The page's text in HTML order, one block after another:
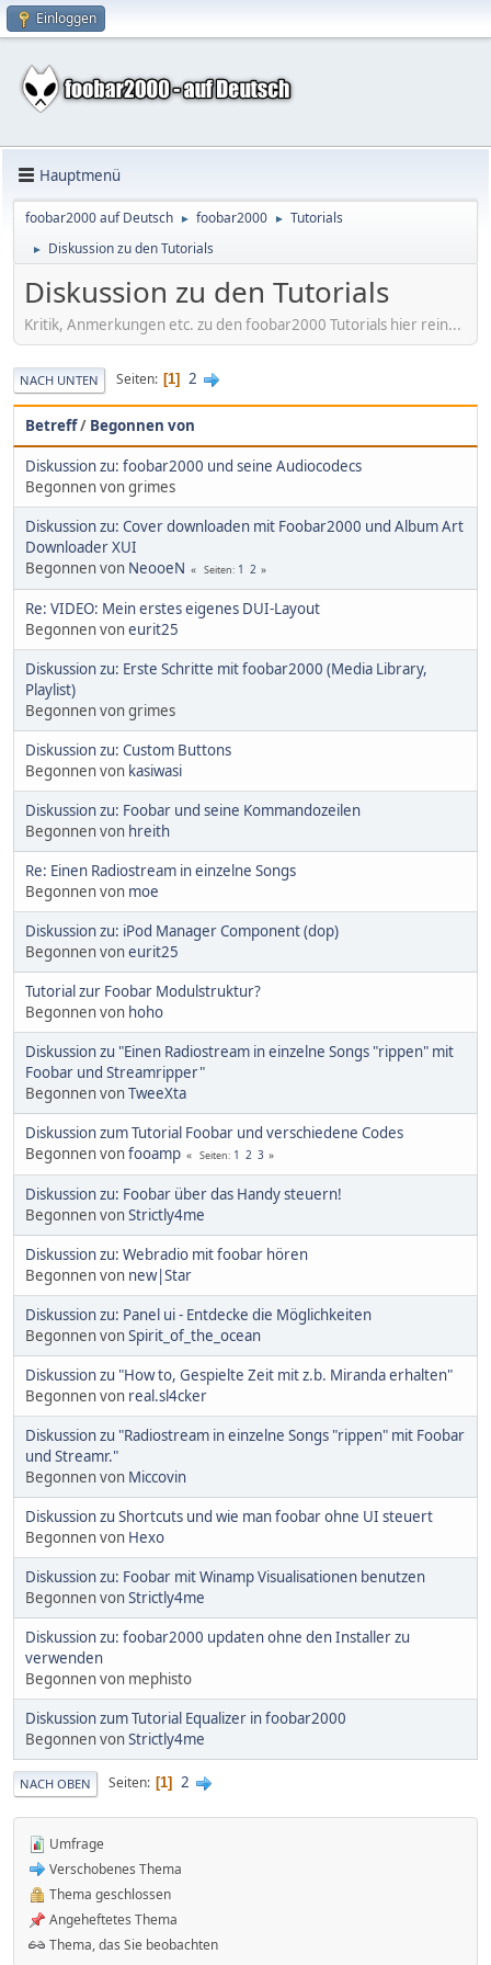
Einloggen
Hauptmenü
foobar2000 auf Deutsch ► foobar2000 ► Tutorials
► Diskussion zu den Tutorials
Diskussion zu den Tutorials
Kritik, Anmerkungen etc. zu den foobar2000 Tutorials hier rein...
NACH UNTEN Seiten 1 2
Betreff/ Begonnen von
Diskussion zu: foobar2000 und seine Audiocodecs
Begonnen von grimes
Diskussion zu: Cover downloaden mit Foobar2000 und Album Art
Downloader XUI
Begonnen von NeooeN Seiten 1 2
Re: VIDEO: Mein erstes eigenes DUI-Layout
Begonnen voneurit25
Diskussion zu: Erste Schritte mit foobar2000 (Media Library,
Playlist)
Begonnen von grimes
Diskussion zu: Custom Buttons
Begonnen von kasiwasi
Diskussion zu: Foobar und seine Kommandozeilen
Begonnen von hreith
Re: Einen Radiostream in einzelne Songs
Begonnen von moe
Diskussion zu: iPod Manager Component (dop)
Begonnen voneurit25
Tutorial zur Foobar Modulstruktur?
Begonnen von hoho
Diskussion zu "Einen Radiostream in einzelne Songs "rippen" mit
Foobar und Streamripper"
Begonnen vonTweeXta
Diskussion zum Tutorial Foobar und verschiedene Codes
Begonnen vonfooamp Seiten 1 2 3
Diskussion zu: Foobar über das Handy steuern!
Begonnen vonStrictly4me
Diskussion zu: Webradio mit foobar hören
Begonnen von new|Star
Diskussion zu: Panel ui - Entdecke die Möglichkeiten
Begonnen vonSpirit_of_the_ocean
Diskussion zu "How to, Gespielte Zeit mit z.b. Miranda erhalten"
Begonnen von real.sl4cker
Diskussion zu "Radiostream in einzelne Songs "rippen" mit Foobar
und Streamr."
Begonnen von Miccovin
Diskussion zu Shortcuts und wie man foobar ohne UI steuert
Begonnen von Hexo
Diskussion zu: Foobar mit Winamp Visualisationen benutzen
Begonnen vonStrictly4me
Diskussion zu: foobar2000 updaten ohne den Installer zu
verwenden
Begonnen von mephisto
Diskussion zum Tutorial Equalizer in foobar2000
Begonnen vonStrictly4me
NACH OBEN Seiten 1 2
Umfrage
Verschobenes Thema
Thema geschlossen
Angeheftetes Thema
Thema, das Sie beobachten